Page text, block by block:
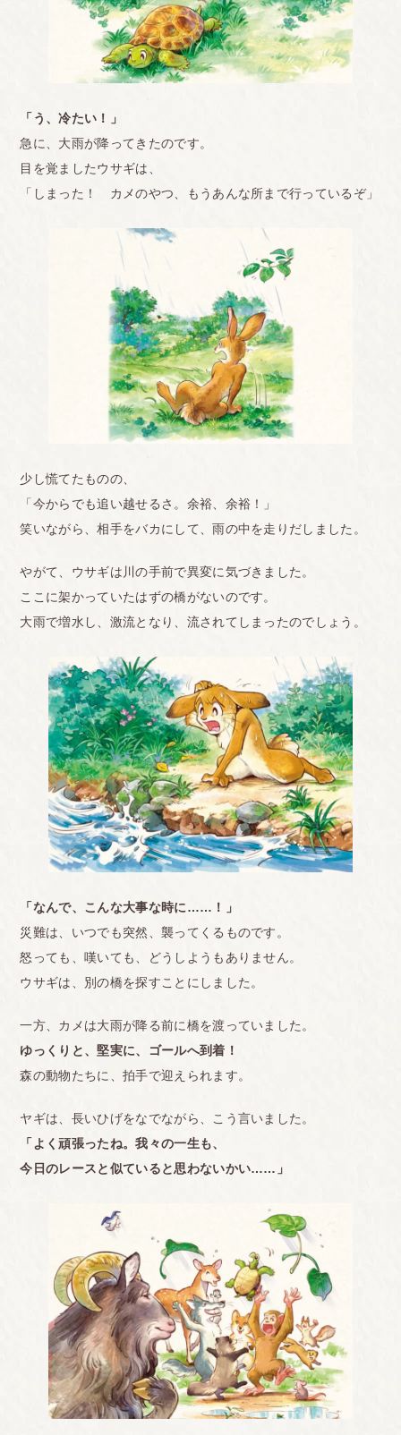
「う、冷たい！」
急に、大雨が降ってきたのです。
目を覚ましたウサギは、
「しまった！ カメのやつ、もうあんな所まで行っているぞ」
少し慌てたものの、
「今からでも追い越せるさ。余裕、余裕！」
笑いながら、相手をバカにして、雨の中を走りだしました。
やがて、ウサギは川の手前で異変に気づきました。
ここに架かっていたはずの橋がないのです。
大雨で増水し、激流となり、流されてしまったのでしょう。
「なんで、こんな大事な時に……！」
災難は、いつでも突然、襲ってくるものです。
怒っても、嘆いても、どうしようもありません。
ウサギは、別の橋を探すことにしました。
一方、カメは大雨が降る前に橋を渡っていました。
ゆっくりと、堅実に、ゴールへ到着！
森の動物たちに、拍手で迎えられます。
ヤギは、長いひげをなでながら、こう言いました。
「よく頑張ったね。我々の一生も、
今日のレースと似ていると思わないかい……」